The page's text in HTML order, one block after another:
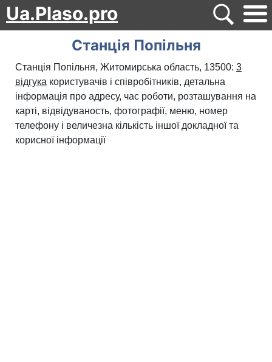
Ua.Plaso.pro
Станція Попільня
Станція Попільня, Житомирська область, 13500: 3
відгука користувачів і співробітників, детальна
інформація про адресу, час роботи, розташування на
карті, відвідуваность, фотографії, меню, номер
телефону і величезна кількість іншої докладної та
корисної інформації